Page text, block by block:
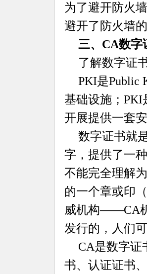
为了避开防火
避开了防火墙
三、CA数字
了解数字证
PKI是Public
基础设施；
开展提供一套
数字证书就
字，提供了一
不能完全理解
的一个章或印
威机构——CA
发行的，人们
CA是数字证
书、认证证书